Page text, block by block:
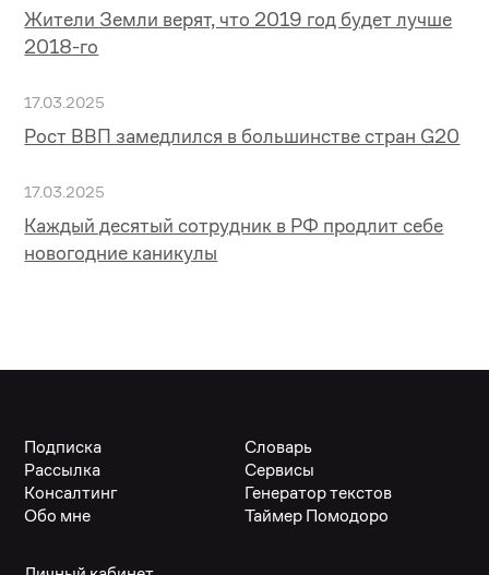
Жители Земли верят, что 2019 год будет лучше
2018-го
17.03.2025
Рост ВВП замедлился в большинстве стран G20
17.03.2025
Каждый десятый сотрудник в РФ продлит себе
новогодние каникулы
Подписка
Рассылка
Консалтинг
Обо мне
Словарь
Сервисы
Генератор текстов
Таймер Помодоро